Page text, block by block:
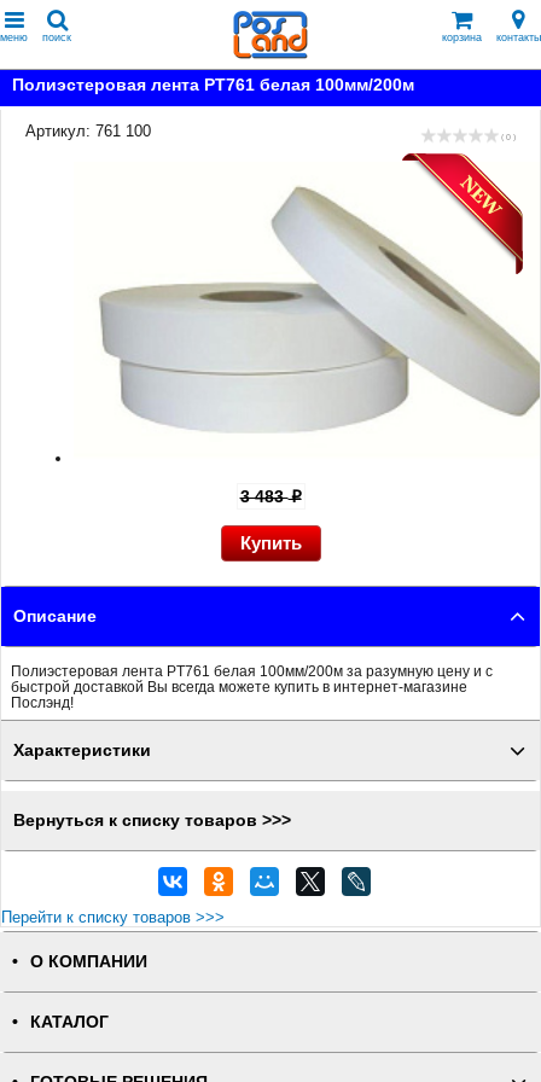
меню поиск корзина контакты
Полиэстеровая лента PT761 белая 100мм/200м
Артикул: 761 100 ( 0 )
3 483p
Описание
Полиэстеровая лента PT761 белая 100мм/200м за разумную цену и с
быстрой доставкой Вы всегда можете купить в интернет-магазине
Послэнд!
Характеристики
Вернуться к списку товаров >>>
Перейти к списку товаров >>>
О КОМПАНИИ
КАТАЛОГ